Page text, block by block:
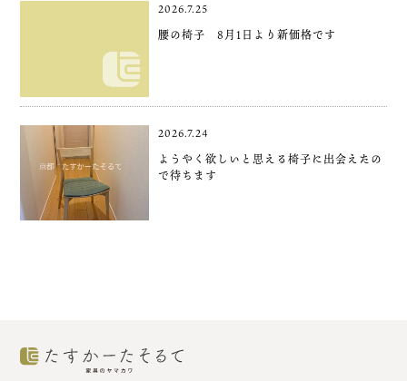
2026.7.25
腰の椅子 8月1日より新価格です
2026.7.24
ようやく欲しいと思える椅子に出会えたの
で待ちます